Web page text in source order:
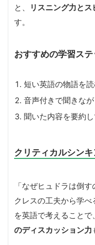
と、
リスニング力と
す。
おすすめの学習ステ
短い英語の物語を
音声付きで聞きな
聞いた内容を要約
クリティカルシン
「なぜヒュドラは倒
クレスの工夫から学
を英語で考えることで、
のディスカッション力